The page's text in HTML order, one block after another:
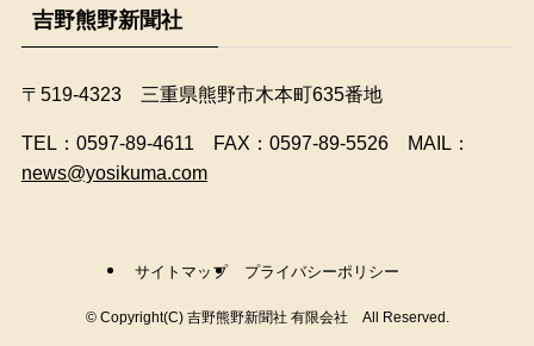
吉野熊野新聞社
〒519-4323 三重県熊野市木本町635番地
​TEL：0597-89-4611 FAX：0597-89-5526 MAIL：
news@yosikuma.com
サイトマップ プライバシーポリシー
©Copyright(C) 吉野熊野新聞社 有限会社 All Reserved.